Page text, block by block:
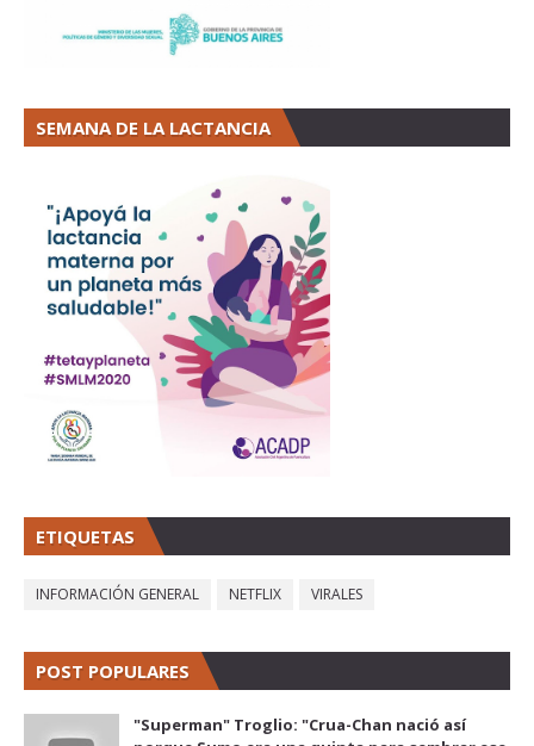
SEMANA DE LA LACTANCIA
ETIQUETAS
INFORMACIÓN GENERAL NETFLIX VIRALES
POST POPULARES
"Superman" Troglio: "Crua-Chan nació así